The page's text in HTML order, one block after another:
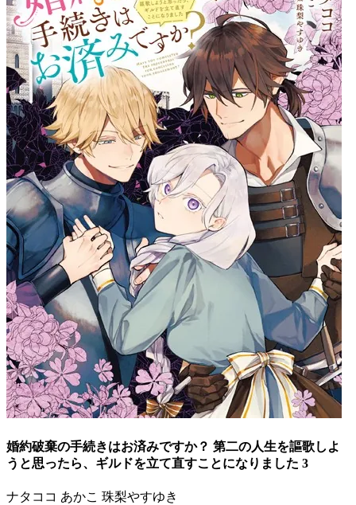
婚約破棄の手続きはお済みですか？ 第二の人生を謳歌しよ
うと思ったら、ギルドを立て直すことになりました 3
ナタココ あかこ 珠梨やすゆき